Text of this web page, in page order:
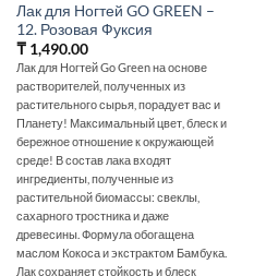
Лак для Ногтей GO GREEN –
12. Розовая Фуксия
₸1,490.00
Лак для Ногтей Go Green на основе
растворителей, полученных из
растительного сырья, порадует вас и
Планету! Максимальный цвет, блеск и
бережное отношение к окружающей
среде! В состав лака входят
ингредиенты, полученные из
растительной биомассы: свеклы,
сахарного тростника и даже
древесины. Формула обогащена
маслом Кокоса и экстрактом Бамбука.
Лак сохраняет стойкость и блеск